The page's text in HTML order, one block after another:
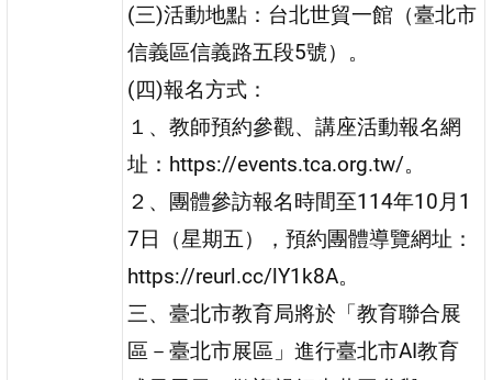
(三)活動地點：台北世貿一館（臺北市
信義區信義路五段5號）。
(四)報名方式：
１、教師預約參觀、講座活動報名網
址：https://events.tca.org.tw/。
２、團體參訪報名時間至114年10月1
7日（星期五），預約團體導覽網址：
https://reurl.cc/lY1k8A。
三、臺北市教育局將於「教育聯合展
區－臺北市展區」進行臺北市AI教育